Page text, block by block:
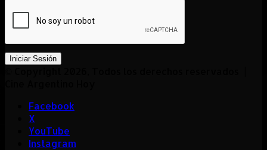
Iniciar Sesión
Facebook
X
YouTube
Instagram